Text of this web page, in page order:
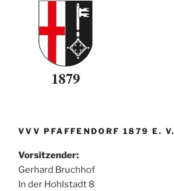
VVV PFAFFENDORF 1879 E. V.
Vorsitzender:
Gerhard Bruchhof
In der Hohlstadt 8